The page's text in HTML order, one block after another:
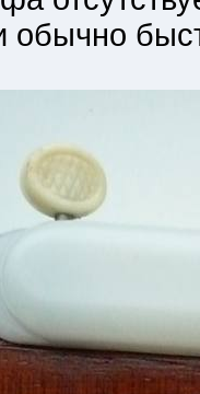
обычно